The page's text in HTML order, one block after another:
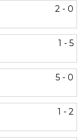
2 - 0
1 - 5
5 - 0
1 - 2